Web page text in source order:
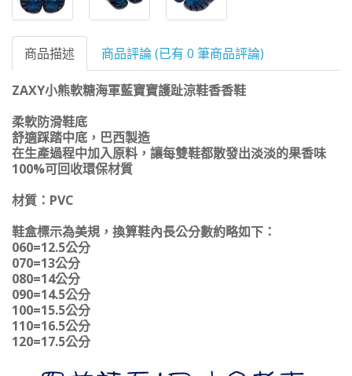
商品描述 商品評論 (已有 0 筆商品評論)
ZAXY小熊軟糖海軍藍寶寶護趾涼鞋香香鞋
柔軟防滑鞋底
舒適踩踏中底，巴西製造
在生產過程中加入原料，讓每雙鞋都散發出淡淡的果香味
100%可回收環保材質
材質：PVC
鞋盒標示為美規，換算鞋內長公分數約略如下：
060=12.5公分
070=13公分
080=14公分
090=14.5公分
100=15.5公分
110=16.5公分
120=17.5公分